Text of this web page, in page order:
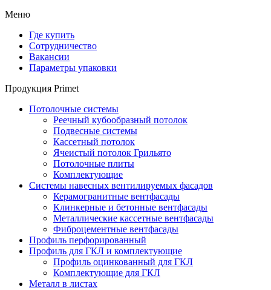
Меню
Где купить
Сотрудничество
Вакансии
Параметры упаковки
Продукция Primet
Потолочные системы
Реечный кубообразный потолок
Подвесные системы
Кассетный потолок
Ячеистый потолок Грильято
Потолочные плиты
Комплектующие
Системы навесных вентилируемых фасадов
Керамогранитные вентфасады
Клинкерные и бетонные вентфасады
Металлические кассетные вентфасады
Фиброцементные вентфасады
Профиль перфорированный
Профиль для ГКЛ и комплектующие
Профиль оцинкованный для ГКЛ
Комплектующие для ГКЛ
Металл в листах